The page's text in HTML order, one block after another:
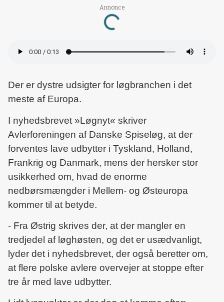
Annonce
Loading...
Der er dystre udsigter for løgbranchen i det
meste af Europa.
I nyhedsbrevet »Løgnyt« skriver
Avlerforeningen af Danske Spiseløg, at der
forventes lave udbytter i Tyskland, Holland,
Frankrig og Danmark, mens der hersker stor
usikkerhed om, hvad de enorme
nedbørsmængder i Mellem- og Østeuropa
kommer til at betyde.
- Fra Østrig skrives der, at der mangler en
tredjedel af løghøsten, og det er usædvanligt,
lyder det i nyhedsbrevet, der også beretter om,
at flere polske avlere overvejer at stoppe efter
tre år med lave udbytter.